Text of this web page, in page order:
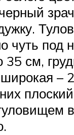
чуть под
35 см,
–